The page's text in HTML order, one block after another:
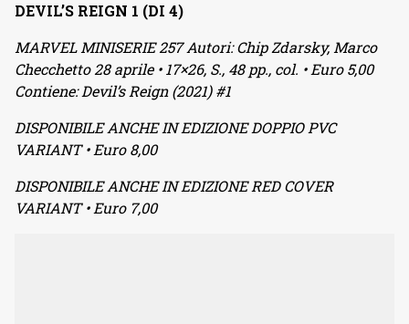
DEVIL’S REIGN 1 (DI 4)
MARVEL MINISERIE 257 Autori: Chip Zdarsky, Marco
Checchetto 28 aprile • 17×26, S., 48 pp., col. • Euro 5,00
Contiene: Devil’s Reign (2021) #1
DISPONIBILE ANCHE IN EDIZIONE DOPPIO PVC
VARIANT • Euro 8,00
DISPONIBILE ANCHE IN EDIZIONE RED COVER
VARIANT • Euro 7,00